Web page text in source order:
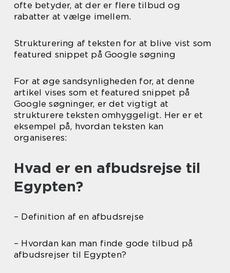
ofte betyder, at der er flere tilbud og
rabatter at vælge imellem.
Strukturering af teksten for at blive vist som
featured snippet på Google søgning
For at øge sandsynligheden for, at denne
artikel vises som et featured snippet på
Google søgninger, er det vigtigt at
strukturere teksten omhyggeligt. Her er et
eksempel på, hvordan teksten kan
organiseres:
Hvad er en afbudsrejse til
Egypten?
– Definition af en afbudsrejse
– Hvordan kan man finde gode tilbud på
afbudsrejser til Egypten?